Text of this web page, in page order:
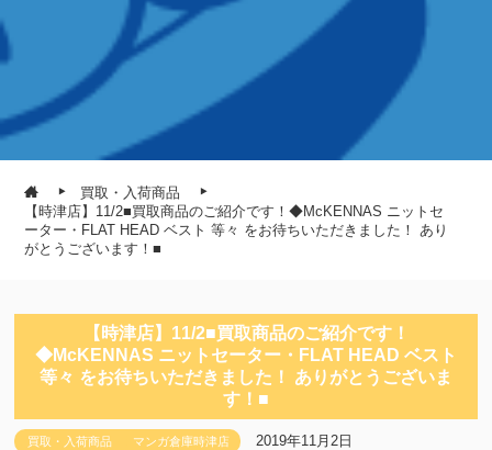
買取・入荷商品
【時津店】11/2■買取商品のご紹介です！◆McKENNAS ニットセ
ーター・FLAT HEAD ベスト 等々 をお待ちいただきました！ あり
がとうございます！■
【時津店】11/2■買取商品のご紹介です！
◆McKENNAS ニットセーター・FLAT HEAD ベスト
等々 をお待ちいただきました！ ありがとうございま
す！■
買取・入荷商品 マンガ倉庫時津店 2019年11月2日